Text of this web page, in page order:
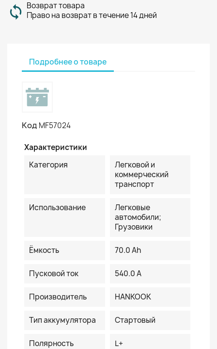
Возврат товара
Право на возврат в течение 14 дней
Подробнее о товаре
Код MF57024
Характеристики
Категория
Легковой и
коммерческий
транспорт
Использование
Легковые
автомобили;
Грузовики
Ёмкость 70.0 Ah
Пусковой ток 540.0 A
Производитель HANKOOK
Тип аккумулятора Стартовый
Полярность L+